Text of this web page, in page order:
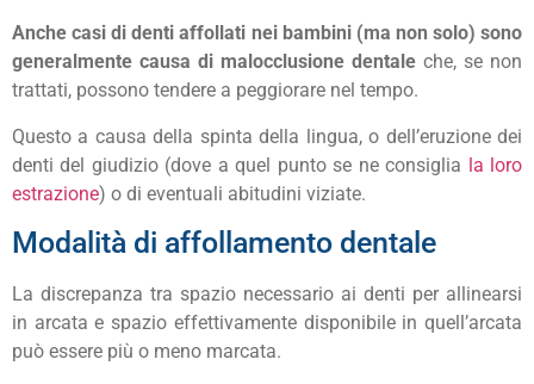
Anche casi di denti affollati nei bambini (ma non solo) sono
generalmente causa di malocclusione dentale che, se non
trattati, possono tendere a peggiorare nel tempo.
Questo a causa della spinta della lingua, o dell’eruzione dei
denti del giudizio (dove a quel punto se ne consiglia la loro
estrazione) o di eventuali abitudini viziate.
Modalità di affollamento dentale
La discrepanza tra spazio necessario ai denti per allinearsi
in arcata e spazio effettivamente disponibile in quell’arcata
può essere più o meno marcata.